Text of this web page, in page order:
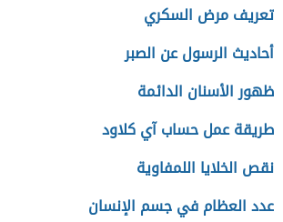
تعريف مرض السكري
أحاديث الرسول عن الصبر
ظهور الأسنان الدائمة
طريقة عمل حساب آي كلاود
نقص الخلايا اللمفاوية
عدد العظام في جسم الإنسان